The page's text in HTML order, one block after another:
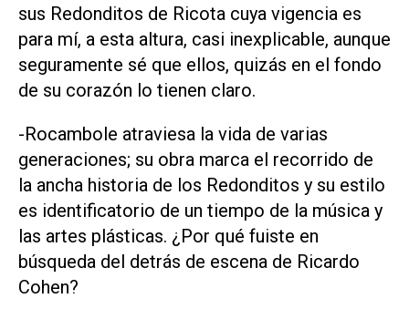
sus Redonditos de Ricota cuya vigencia es
para mí, a esta altura, casi inexplicable, aunque
seguramente sé que ellos, quizás en el fondo
de su corazón lo tienen claro.
-Rocambole atraviesa la vida de varias
generaciones; su obra marca el recorrido de
la ancha historia de los Redonditos y su estilo
es identificatorio de un tiempo de la música y
las artes plásticas. ¿Por qué fuiste en
búsqueda del detrás de escena de Ricardo
Cohen?